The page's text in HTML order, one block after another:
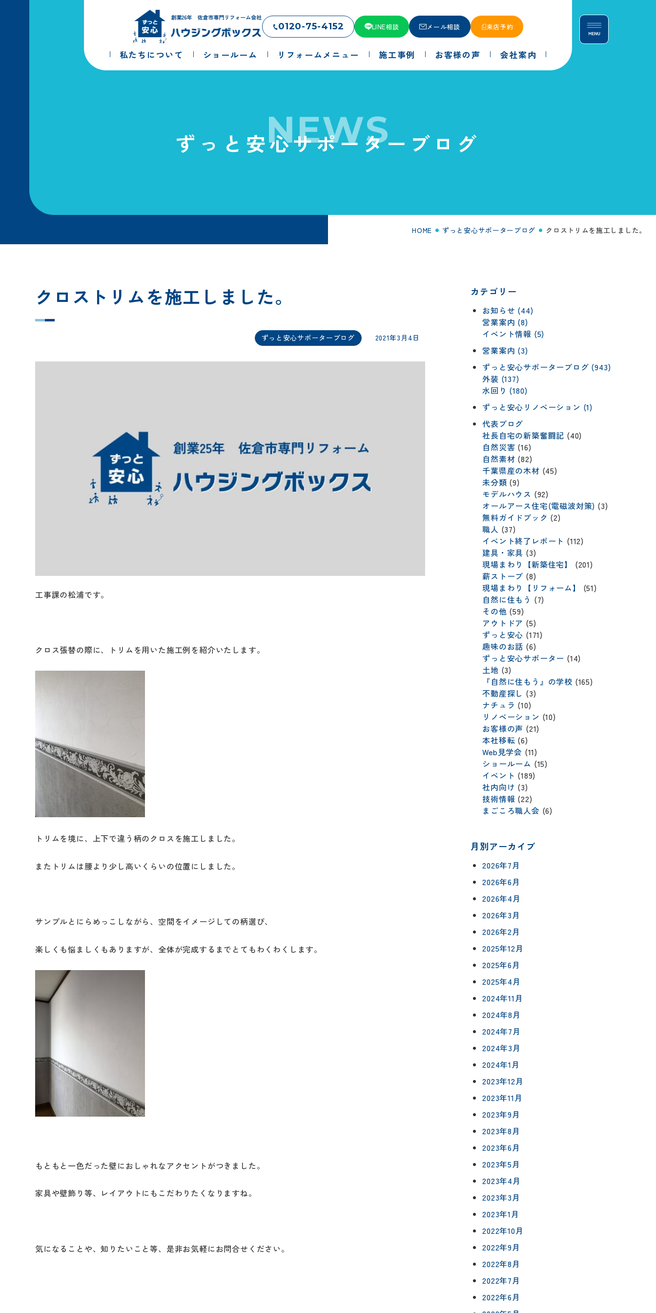
0120-75-4152 LINE相談 メール相談 来店予約
リフォームメニュー イベント情報
ハウジングボックス について
私たちについて ショールーム リフォームメニュー 施工事例 お客様の声 会社案内
ずっと安心サポーターブログ
NEWS
HOME ずっと安心サポーターブログ クロストリムを施工しました。
クロストリムを施工しました。
ずっと安心サポーターブログ 2021年3月4日
工事課の松浦です。
クロス張替の際に、トリムを用いた施工例を紹介いたします。
トリムを境に、上下で違う柄のクロスを施工しました。
またトリムは腰より少し高いくらいの位置にしました。
サンプルとにらめっこしながら、空間をイメージしての柄選び、
楽しくも悩ましくもありますが、全体が完成するまでとてもわくわくします。
もともと一色だった壁におしゃれなアクセントがつきました。
家具や壁飾り等、レイアウトにもこだわりたくなりますね。
気になることや、知りたいこと等、是非お気軽にお問合せください。
カテゴリー
お知らせ (44)
営業案内 (8)
イベント情報 (5)
営業案内 (3)
ずっと安心サポーターブログ (943)
外装 (137)
水回り (180)
ずっと安心リノベーション (1)
代表ブログ
社長自宅の新築奮闘記 (40)
自然災害 (16)
自然素材 (82)
千葉県産の木材 (45)
未分類 (9)
モデルハウス (92)
オールアース住宅(電磁波対策) (3)
無料ガイドブック (2)
職人 (37)
イベント終了レポート (112)
建具・家具 (3)
現場まわり【新築住宅】
(201)
薪ストーブ (8)
現場まわり【リフォーム】
(51)
自然に住もう (7)
その他 (59)
アウトドア (5)
ずっと安心 (171)
趣味のお話 (6)
ずっと安心サポーター (14)
土地 (3)
『自然に住もう』の学校 (165)
不動産探し (3)
ナチュラ (10)
リノベーション (10)
お客様の声 (21)
本社移転 (6)
Web見学会 (11)
ショールーム (15)
イベント (189)
社内向け (3)
技術情報 (22)
まごころ職人会 (6)
月別アーカイブ
2026年7月
2026年6月
2026年4月
2026年3月
2026年2月
2025年12月
2025年6月
2025年4月
2024年11月
2024年8月
2024年7月
2024年3月
2024年1月
2023年12月
2023年11月
2023年9月
2023年8月
2023年6月
2023年5月
2023年4月
2023年3月
2023年1月
2022年10月
2022年9月
2022年8月
2022年7月
2022年6月